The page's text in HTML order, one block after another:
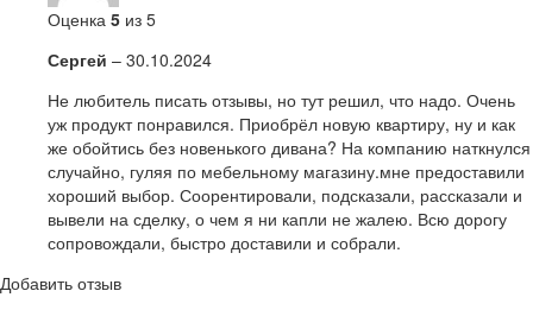
Оценка 5 из 5
Сергей – 30.10.2024
Не любитель писать отзывы, но тут решил, что надо. Очень
уж продукт понравился. Приобрёл новую квартиру, ну и как
же обойтись без новенького дивана? На компанию наткнулся
случайно, гуляя по мебельному магазину.мне предоставили
хороший выбор. Соорентировали, подсказали, рассказали и
вывели на сделку, о чем я ни капли не жалею. Всю дорогу
сопровождали, быстро доставили и собрали.
Добавить отзыв